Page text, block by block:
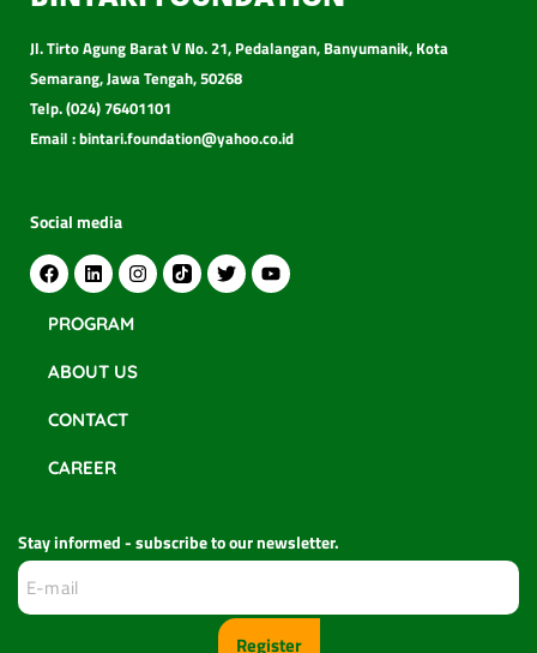
Jl. Tirto Agung Barat V No. 21, Pedalangan, Banyumanik, Kota
Semarang, Jawa Tengah, 50268
Telp. (024) 76401101
Email : bintari.foundation@yahoo.co.id
Social media
PROGRAM
ABOUT US
CONTACT
CAREER
Stay informed - subscribe to our newsletter.
Register